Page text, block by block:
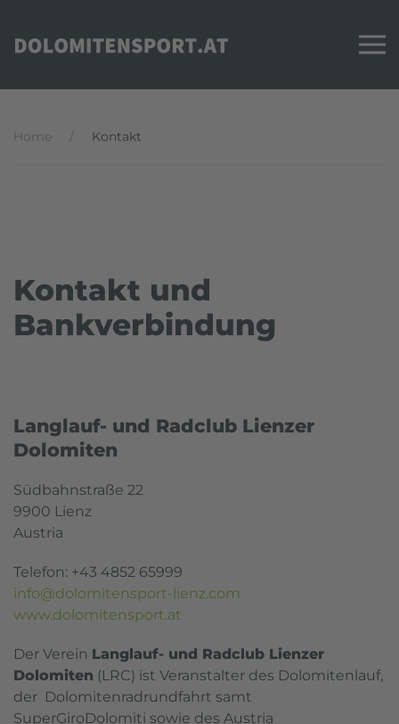
Zum Hauptinhalt springen
Home Kontakt
Kontakt und
Bankverbindung
Langlauf- und Radclub Lienzer
Dolomiten
Südbahnstraße 22
9900 Lienz
Austria
Telefon: +43 4852 65999
info@dolomitensport-lienz.com
www.dolomitensport.at
Der Verein Langlauf- und Radclub Lienzer
Dolomiten (LRC) ist Veranstalter des Dolomitenlauf,
der Dolomitenradrundfahrt samt
SuperGiroDolomiti sowie des Austria